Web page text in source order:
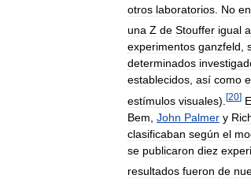
otros laboratorios No
una Z de Stouffer igual a
experimentos ganzfeld
determinados
establecidos así como
estímulos visuales). [20]
Bem John Palmer y
clasificaban según el
se publicaron diez
resultados fueron de